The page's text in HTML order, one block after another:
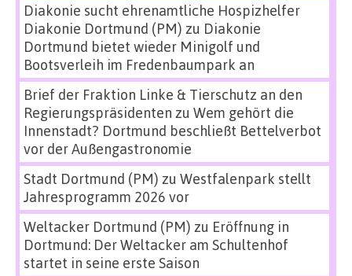
Diakonie sucht ehrenamtliche Hospizhelfer
Diakonie Dortmund (PM) zu Diakonie
Dortmund bietet wieder Minigolf und
Bootsverleih im Fredenbaumpark an
Brief der Fraktion Linke & Tierschutz an den
Regierungspräsidenten zu Wem gehört die
Innenstadt? Dortmund beschließt Bettelverbot
vor der Außengastronomie
Stadt Dortmund (PM) zu Westfalenpark stellt
Jahresprogramm 2026 vor
Weltacker Dortmund (PM) zu Eröffnung in
Dortmund: Der Weltacker am Schultenhof
startet in seine erste Saison